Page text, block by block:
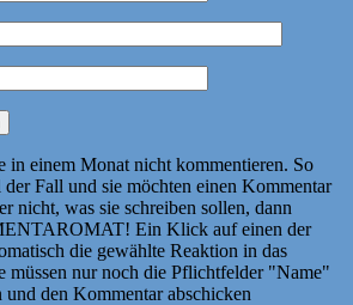
in einem Monat nicht kommentieren. So
Fall und sie möchten einen Kommentar
nicht, was sie schreiben sollen, dann
Ein Klick auf einen der
die gewählte Reaktion in das
müssen nur noch die Pflichtfelder "Name"
den Kommentar abschicken